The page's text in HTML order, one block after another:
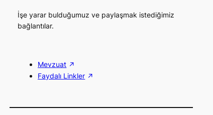
İşe yarar bulduğumuz ve paylaşmak istediğimiz
bağlantılar.
Mevzuat
Faydalı Linkler